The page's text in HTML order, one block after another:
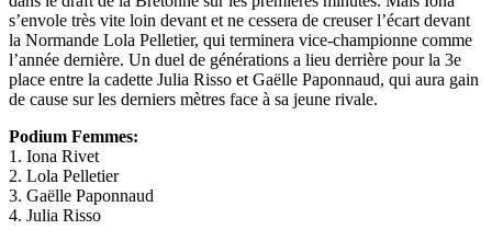
s’envole très vite loin devant et ne cessera de creuser l’écart devant
la Normande Lola Pelletier, qui terminera vice-championne comme
l’année dernière. Un duel de générations a lieu derrière pour la 3e
place entre la cadette Julia Risso et Gaëlle Paponnaud, qui aura gain
de cause sur les derniers mètres face à sa jeune rivale.
Podium Femmes:
1. Iona Rivet
2. Lola Pelletier
3. Gaëlle Paponnaud
4. Julia Risso